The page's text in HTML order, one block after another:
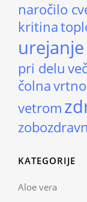
naročilo
kritina
pri delu
čolna
vetrom
KATEGORIJE
Aloe vera